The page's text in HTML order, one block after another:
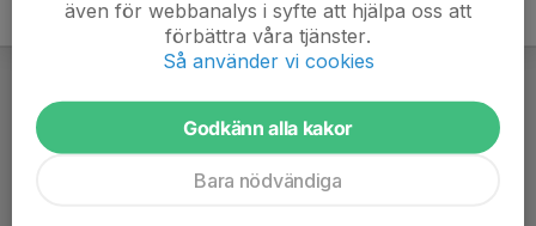
även för webbanalys i syfte att hjälpa oss att
förbättra våra tjänster.
Så använder vi cookies
Godkänn alla kakor
Bara nödvändiga